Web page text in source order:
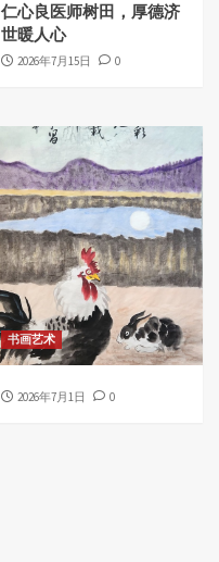
仁心良医师树田，厚德济
世暖人心
2026年7月15日 0
书画艺术
2026年7月1日 0